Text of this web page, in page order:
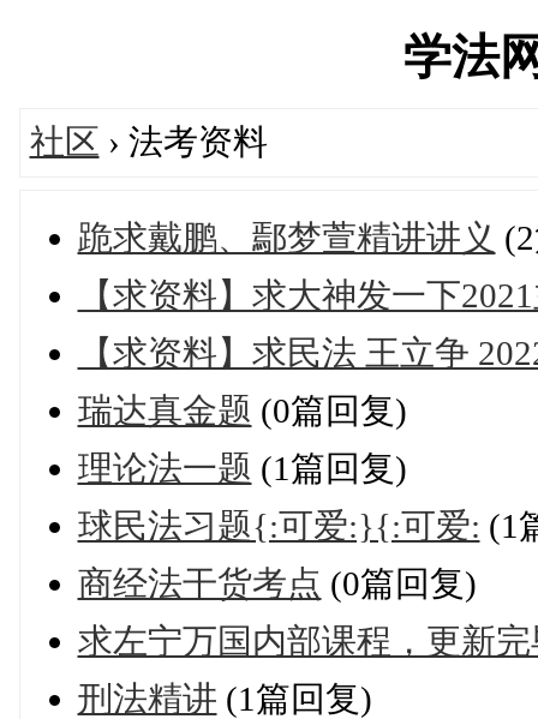
学法
社区 › 法考资料
跪求戴鹏、鄢梦萱精讲讲义
【求资料】求大神发一下
【求资料】求民法 王立争
瑞达真金题 (0篇回复)
理论法一题 (1篇回复)
球民法习题{:可爱:}{:可爱: (1
商经法干货考点 (0篇回复)
求左宁万国内部课程，更新
刑法精讲 (1篇回复)